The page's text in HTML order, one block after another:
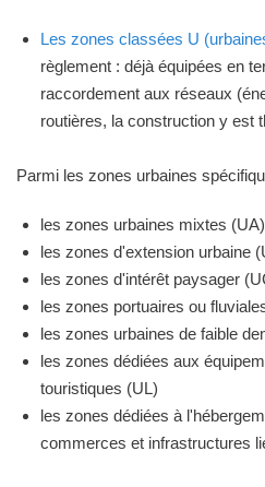
Les zones classées U
règlement : déjà équipées en
raccordement aux réseaux
routières, la construction y est
Parmi les zones urbaines
les zones urbaines mixtes
les zones d'extension urbaine
les zones d'intérêt paysager
les zones portuaires ou
les zones urbaines de faible
les zones dédiées aux
touristiques (UL)
les zones dédiées à
commerces et infrastructures